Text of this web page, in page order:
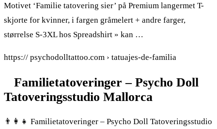
Motivet ‘Familie tatovering sier’ på Premium langermet T-
skjorte for kvinner, i fargen gråmelert + andre farger,
størrelse S-3XL hos Spreadshirt » kan …
https:// psychodolltattoo.com › tatuajes-de-familia
‍ ‍ ‍ Familietatoveringer – Psycho Doll
Tatoveringsstudio Mallorca
👨‍👩‍👧‍ Familietatoveringer – Psycho Doll Tatoveringsstudio